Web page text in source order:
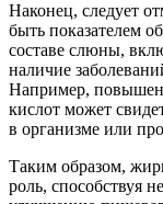
Наконец, следует
быть показателем
составе слюны,
наличие
Например,
кислот может
в организме или
Таким образом,
роль, способствуя